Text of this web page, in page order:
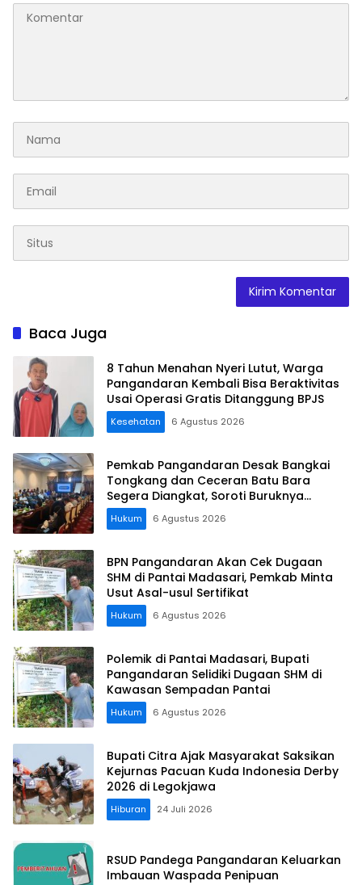
Baca Juga
8 Tahun Menahan Nyeri Lutut, Warga
Pangandaran Kembali Bisa Beraktivitas
Usai Operasi Gratis Ditanggung BPJS
Kesehatan 6 Agustus 2026
Pemkab Pangandaran Desak Bangkai
Tongkang dan Ceceran Batu Bara
Segera Diangkat, Soroti Buruknya
Koordinasi Perusahaan
Hukum 6 Agustus 2026
BPN Pangandaran Akan Cek Dugaan
SHM di Pantai Madasari, Pemkab Minta
Usut Asal-usul Sertifikat
Hukum 6 Agustus 2026
Polemik di Pantai Madasari, Bupati
Pangandaran Selidiki Dugaan SHM di
Kawasan Sempadan Pantai
Hukum 6 Agustus 2026
Bupati Citra Ajak Masyarakat Saksikan
Kejurnas Pacuan Kuda Indonesia Derby
2026 di Legokjawa
Hiburan 24 Juli 2026
RSUD Pandega Pangandaran Keluarkan
Imbauan Waspada Penipuan